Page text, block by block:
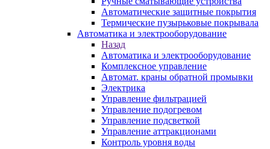
Автоматические защитные покрытия
Термические пузырьковые покрывала
Автоматика и электрооборудование
Назад
Автоматика и электрооборудование
Комплексное управление
Автомат. краны обратной промывки
Электрика
Управление фильтрацией
Управление подогревом
Управление подсветкой
Управление аттракционами
Контроль уровня воды